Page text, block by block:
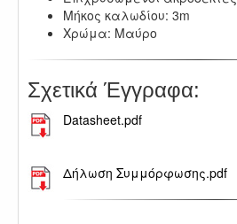
Μήκος καλωδίου: 3m
Χρώμα: Μαύρο
Σχετικά Έγγραφα:
Datasheet.pdf
Δήλωση Συμμόρφωσης.pdf